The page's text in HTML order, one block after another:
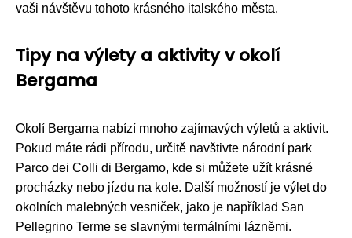
vaši návštěvu tohoto krásného italského města.
Tipy na výlety a aktivity v okolí
Bergama
Okolí Bergama nabízí mnoho zajímavých výletů a aktivit.
Pokud máte rádi přírodu, určitě navštivte národní park
Parco dei Colli di Bergamo, kde si můžete užít krásné
procházky nebo jízdu na kole. Další možností je výlet do
okolních malebných vesniček, jako je například San
Pellegrino Terme se slavnými termálními lázněmi.